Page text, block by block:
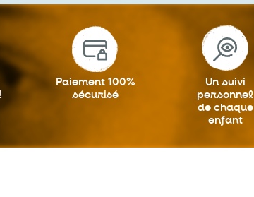
Paiement 100%
sécurisé
Un suivi
personnel
de chaque
enfant